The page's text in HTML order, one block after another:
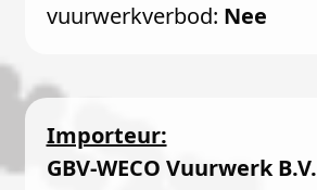
vuurwerkverbod: Nee
Importeur:
GBV-WECO Vuurwerk B.V.